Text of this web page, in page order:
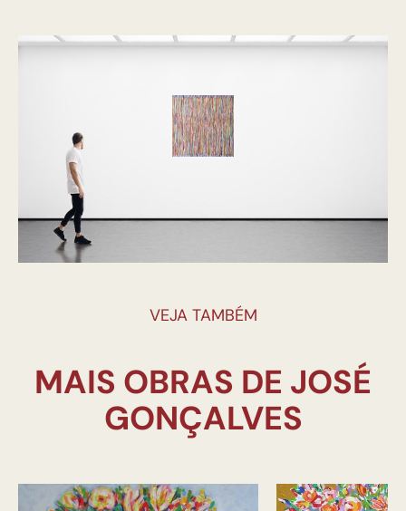
VEJA TAMBÉM
MAIS OBRAS DE JOSÉ